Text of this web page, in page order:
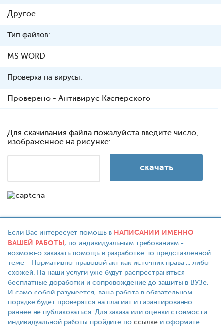
Другое
Тип файлов:
MS WORD
Проверка на вирусы:
Проверено - Антивирус Касперского
Для скачивания файла пожалуйста введите число,
изображенное на рисунке:
Если Вас интересует помощь в НАПИСАНИИ ИМЕННО
ВАШЕЙ РАБОТЫ, по индивидуальным требованиям -
возможно заказать помощь в разработке по представленной
теме - Нормативно-правовой акт как источник права ... либо
схожей. На наши услуги уже будут распространяться
бесплатные доработки и сопровождение до защиты в ВУЗе.
И само собой разумеется, ваша работа в обязательном
порядке будет проверятся на плагиат и гарантированно
раннее не публиковаться. Для заказа или оценки стоимости
индивидуальной работы пройдите по ссылке и оформите